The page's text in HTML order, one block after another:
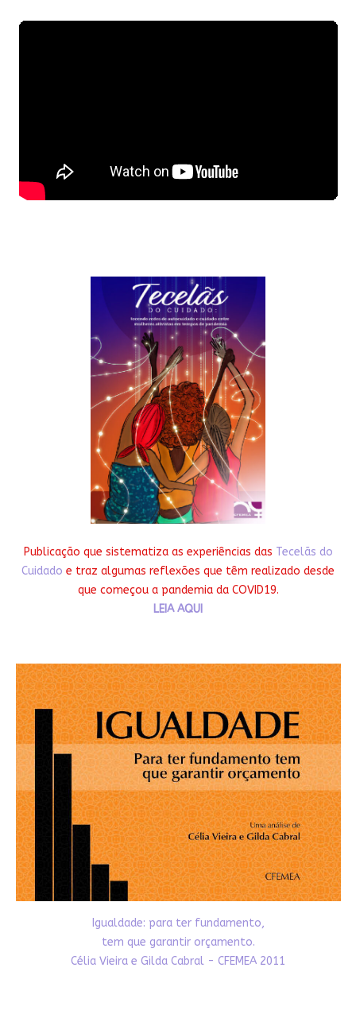
Publicação que sistematiza as experiências das Tecelãs do
Cuidado e traz algumas reflexões que têm realizado desde
que começou a pandemia da COVID19.
LEIA AQUI
Igualdade: para ter fundamento,
tem que garantir orçamento.
Célia Vieira e Gilda Cabral - CFEMEA 2011